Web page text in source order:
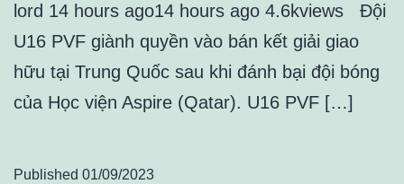
lord 14 hours ago14 hours ago 4.6kviews Đội
U16 PVF giành quyền vào bán kết giải giao
hữu tại Trung Quốc sau khi đánh bại đội bóng
của Học viện Aspire (Qatar). U16 PVF […]
Published 01/09/2023